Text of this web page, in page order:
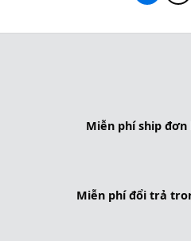
Miễn phí ship đơn
Miễn phí đổi trả